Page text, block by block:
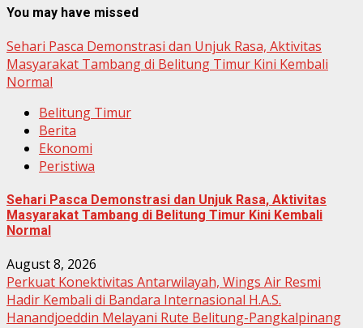
You may have missed
Sehari Pasca Demonstrasi dan Unjuk Rasa, Aktivitas
Masyarakat Tambang di Belitung Timur Kini Kembali
Normal
Belitung Timur
Berita
Ekonomi
Peristiwa
Sehari Pasca Demonstrasi dan Unjuk Rasa, Aktivitas
Masyarakat Tambang di Belitung Timur Kini Kembali
Normal
August 8, 2026
Perkuat Konektivitas Antarwilayah, Wings Air Resmi
Hadir Kembali di Bandara Internasional H.A.S.
Hanandjoeddin Melayani Rute Belitung-Pangkalpinang